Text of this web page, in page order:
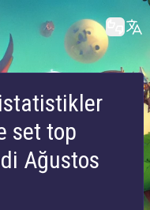
set top
Ağustos